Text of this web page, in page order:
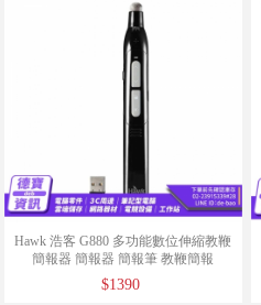
Hawk 浩客 G880 多功能數位伸縮教鞭
簡報器 簡報器 簡報筆 教鞭簡報
器/032126
$1390